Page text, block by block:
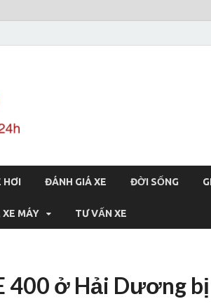
HƠI ĐÁNH GIÁ XE ĐỜI SỐNG
XE MÁY TƯ VẤN XE
400 ở Hải Dương